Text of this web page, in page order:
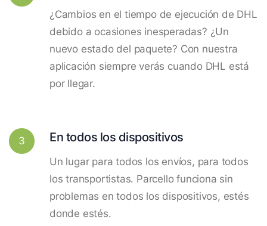
¿Cambios en el tiempo de ejecución de DHL
debido a ocasiones inesperadas? ¿Un
nuevo estado del paquete? Con nuestra
aplicación siempre verás cuando DHL está
por llegar.
3 En todos los dispositivos
Un lugar para todos los envíos, para todos
los transportistas. Parcello funciona sin
problemas en todos los dispositivos, estés
donde estés.